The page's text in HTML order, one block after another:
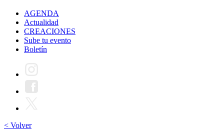
AGENDA
Actualidad
CREACIONES
Sube tu evento
Boletín
< Volver